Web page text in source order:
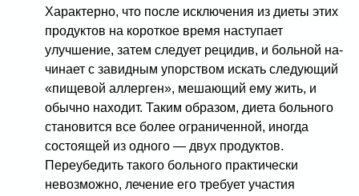
Характерно, что после исключе­ния из диеты этих
продуктов на короткое время насту­пает
улучшение, затем следует рецидив, и больной на­
чинает с завидным упорством искать следующий
«пи­щевой аллерген», мешающий ему жить, и
обычно на­ходит. Таким образом, диета больного
становится все более ограниченной, иногда
состоящей из одного — двух продуктов.
Переубедить такого больного практически
невозможно, лечение его требует участия